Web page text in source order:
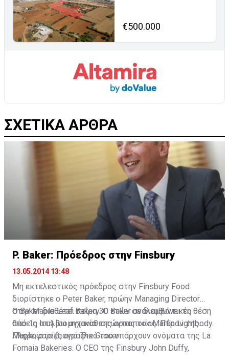
€500.000
ΣΧΕΤΙΚΑ ΑΡΘΡΑ
P. Baker: Πρόεδρος στην Finsbury
13.05.2014 13:48
Μη εκτελεστικός πρόεδρος στην Finsbury Food
διορίστηκε ο Peter Baker, πρώην Managing Director
στην Maple Leaf Bakery. Ο Baker αναλαμβάνει τη θέση
από 1η Ιουλίου αντικαθιστώντας τον Martin Lightbody.
O Baker διαθέτει πείρα 30 ετών σε διευθυντικές
θέσεις στη βιομηχανία της αρτοποιίας. Πέραν της
Maple, στο βιογραφικό του υπάρχουν ονόματα της La
Fornaia Bakeries. O CEO της Finsbury John Duffy,
Πληροφορίες από The Grocer